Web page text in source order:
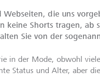
die uns
keine Shorts tragen, ab
Sie von der
in der Mode, obwohl
Status und Alter, aber